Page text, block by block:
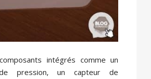
intégrés comme un
pression, un capteur de